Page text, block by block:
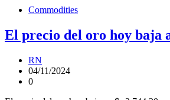
Commodities
El precio del oro hoy baja
RN
04/11/2024
0